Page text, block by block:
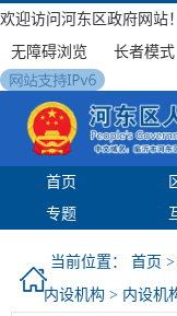
欢迎访问河东区政府网站！
无障碍浏览
长者模式
首页
专题
当前位置： 首页 >
内设机构 > 内设机